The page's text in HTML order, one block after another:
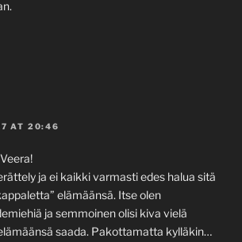
AT 20:46
ja ei kaikki varmasti edes halua sitä
elämäänsä. Itse olen
ja semmoinen olisi kiva vielä
saada. Pakottamatta kylläkin…